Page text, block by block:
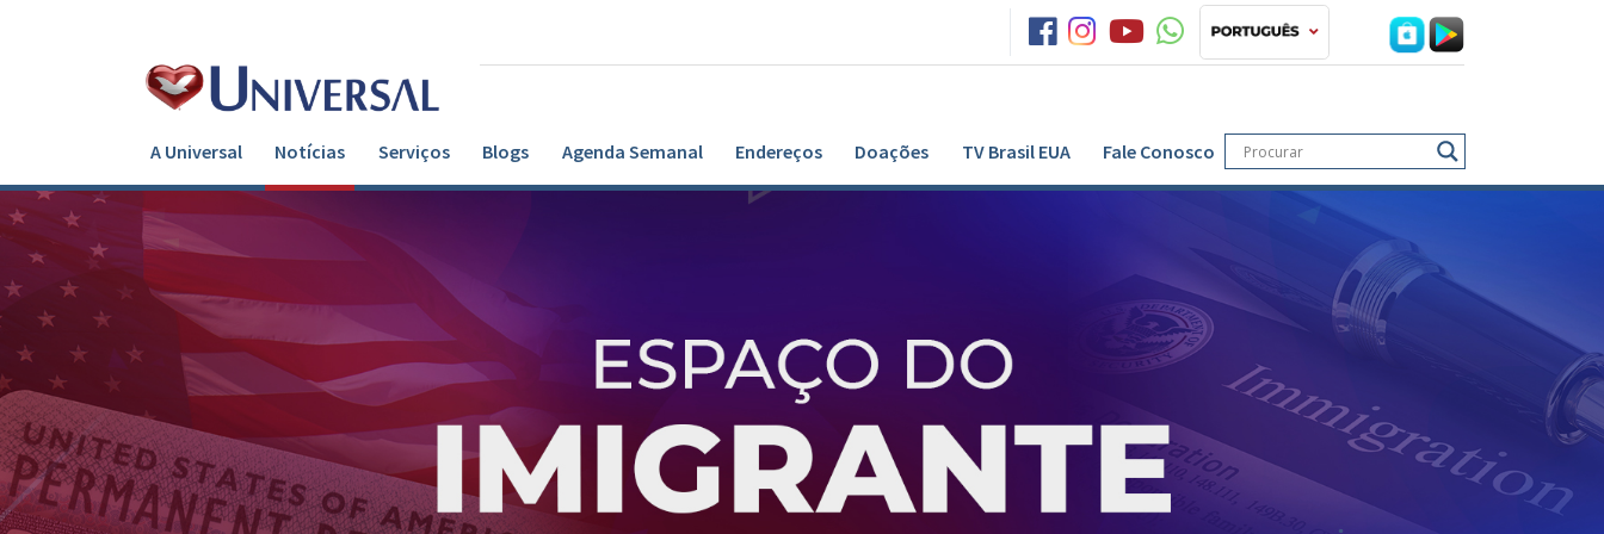
A Universal Notícias Serviços Blogs Agenda Semanal Endereços Doações TV Brasil EUA Fale Conosco